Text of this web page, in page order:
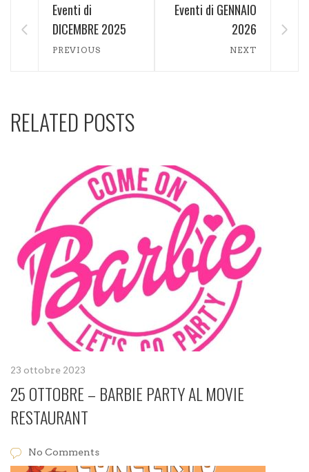
Eventi di
DICEMBRE 2025
PREVIOUS
Eventi di GENNAIO
2026
NEXT
RELATED POSTS
23 ottobre 2023
25 OTTOBRE – BARBIE PARTY AL MOVIE
RESTAURANT
No Comments